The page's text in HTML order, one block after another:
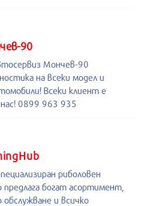
90
Мончев-90
на всеки модел и
Всеки клиент е
0899 963 935
риболовен
предлага богат асортимент,
обслужване и всичко